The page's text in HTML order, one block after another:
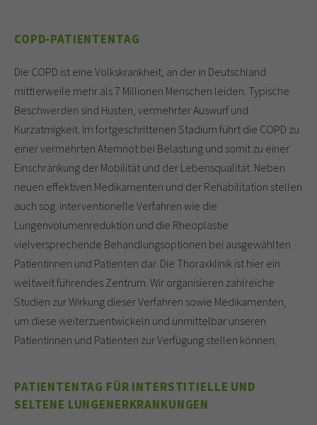
COPD-PATIENTENTAG
Die COPD ist eine Volkskrankheit, an der in Deutschland
mittlerweile mehr als 7 Millionen Menschen leiden. Typische
Beschwerden sind Husten, vermehrter Auswurf und
Kurzatmigkeit. Im fortgeschrittenen Stadium führt die COPD zu
einer vermehrten Atemnot bei Belastung und somit zu einer
Einschränkung der Mobilität und der Lebensqualität. Neben
neuen effektiven Medikamenten und der Rehabilitation stellen
auch sog. interventionelle Verfahren wie die
Lungenvolumenreduktion und die Rheoplastie
vielversprechende Behandlungsoptionen bei ausgewählten
Patientinnen und Patienten dar. Die Thoraxklinik ist hier ein
weltweit führendes Zentrum. Wir organisieren zahlreiche
Studien zur Wirkung dieser Verfahren sowie Medikamenten,
um diese weiterzuentwickeln und unmittelbar unseren
Patientinnen und Patienten zur Verfügung stellen können.
PATIENTENTAG FÜR INTERSTITIELLE UND
SELTENE LUNGENERKRANKUNGEN